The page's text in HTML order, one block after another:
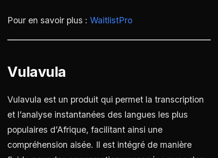
Pour en savoir plus : WaitlistPro
Vulavula
Vulavula est un produit qui permet la transcription
et l’analyse instantanées des langues les plus
populaires d’Afrique, facilitant ainsi une
compréhension aisée. Il est intégré de manière